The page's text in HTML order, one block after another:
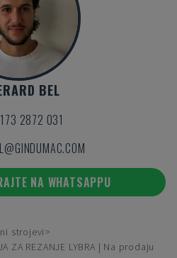
BEL
2872 031
NA WHATSAPPU
strojevi
ZA REZANJE LYBRA | Na prodaju